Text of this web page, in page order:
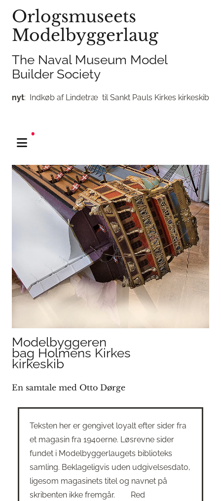
Orlogsmuseets
Modelbyggerlaug
The Naval Museum Model
Builder Society
nyt: Indkøb af Lindetræ til Sankt Pauls Kirkes kirkeskib
Modelbyggeren
bag Holmens Kirkes
kirkeskib
En samtale med Otto Dørge
Teksten her er gengivet loyalt efter sider fra
et magasin fra 1940erne. Løsrevne sider
fundet i Modelbyggerlaugets biblioteks
samling. Beklageligvis uden udgivelsesdato,
ligesom magasinets titel og navnet på
skribenten ikke fremgår. Red